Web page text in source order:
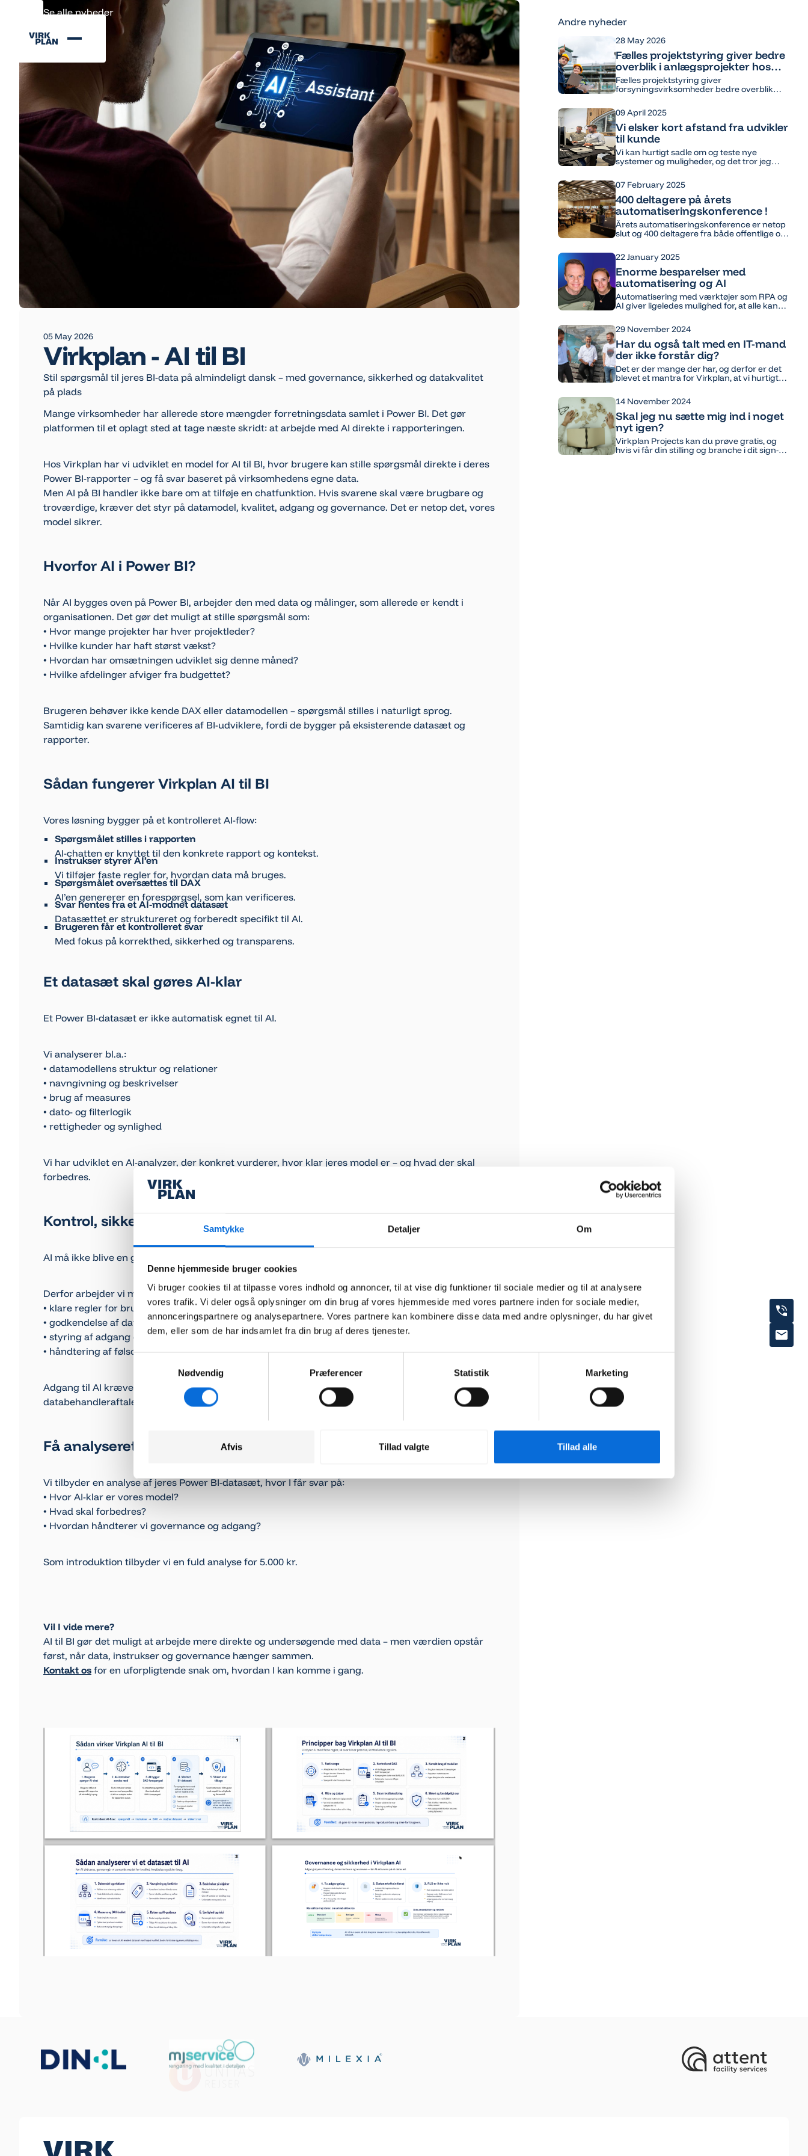
Samtykke Detaljer Om
Denne hjemmeside bruger cookies
Vi bruger cookies til at tilpasse vores indhold og annoncer, til at vise dig funktioner til sociale medier og til at analysere
vores trafik. Vi deler også oplysninger om din brug af vores hjemmeside med vores partnere inden for sociale medier,
annonceringspartnere og analysepartnere. Vores partnere kan kombinere disse data med andre oplysninger, du har givet
dem, eller som de har indsamlet fra din brug af deres tjenester.
Samtykkevalg
Nødvendig
Præferencer Statistik Marketing
Afvis Tillad valgte Tillad alle
Se alle nyheder
Se alle nyheder
05 May 2026
Virkplan - AI til BI
Stil spørgsmål til jeres BI-data på almindeligt dansk – med governance, sikkerhed og datakvalitet
på plads
Mange virksomheder har allerede store mængder forretningsdata samlet i Power BI. Det gør
platformen til et oplagt sted at tage næste skridt: at arbejde med AI direkte i rapporteringen.
Hos Virkplan har vi udviklet en model for AI til BI, hvor brugere kan stille spørgsmål direkte i deres
Power BI-rapporter – og få svar baseret på virksomhedens egne data.
Men AI på BI handler ikke bare om at tilføje en chatfunktion. Hvis svarene skal være brugbare og
troværdige, kræver det styr på datamodel, kvalitet, adgang og governance. Det er netop det, vores
model sikrer.
Hvorfor AI i Power BI?
Når AI bygges oven på Power BI, arbejder den med data og målinger, som allerede er kendt i
organisationen. Det gør det muligt at stille spørgsmål som:
• Hvor mange projekter har hver projektleder?
• Hvilke kunder har haft størst vækst?
• Hvordan har omsætningen udviklet sig denne måned?
• Hvilke afdelinger afviger fra budgettet?
Brugeren behøver ikke kende DAX eller datamodellen – spørgsmål stilles i naturligt sprog.
Samtidig kan svarene verificeres af BI-udviklere, fordi de bygger på eksisterende datasæt og
rapporter.
Sådan fungerer Virkplan AI til BI
Vores løsning bygger på et kontrolleret AI-flow:
Spørgsmålet stilles i rapporten
AI-chatten er knyttet til den konkrete rapport og kontekst.
Instrukser styrer AI’en
Vi tilføjer faste regler for, hvordan data må bruges.
Spørgsmålet oversættes til DAX
AI’en genererer en forespørgsel, som kan verificeres.
Svar hentes fra et AI-modnet datasæt
Datasættet er struktureret og forberedt specifikt til AI.
Brugeren får et kontrolleret svar
Med fokus på korrekthed, sikkerhed og transparens.
Et datasæt skal gøres AI-klar
Et Power BI-datasæt er ikke automatisk egnet til AI.
Vi analyserer bl.a.:
• datamodellens struktur og relationer
• navngivning og beskrivelser
• brug af measures
• dato- og filterlogik
• rettigheder og synlighed
Vi har udviklet en AI-analyzer, der konkret vurderer, hvor klar jeres model er – og hvad der skal
forbedres.
Kontrol, sikkerhed og governance
AI må ikke blive en genvej til ukontrolleret dataadgang.
Derfor arbejder vi med:
• klare regler for brug af AI
• godkendelse af datasæt
• styring af adgang og brugergrupper
• håndtering af følsomme data
Adgang til AI kræver både brugeradgang og datasætgodkendelse, og datasæt dokumenteres i
databehandleraftaler.
Få analyseret jeres datasæt
Vi tilbyder en analyse af jeres Power BI-datasæt, hvor I får svar på:
• Hvor AI-klar er vores model?
• Hvad skal forbedres?
• Hvordan håndterer vi governance og adgang?
Som introduktion tilbyder vi en fuld analyse for 5.000 kr.
Vil I vide mere?
AI til BI gør det muligt at arbejde mere direkte og undersøgende med data – men værdien opstår
først, når data, instrukser og governance hænger sammen.
Kontakt os for en uforpligtende snak om, hvordan I kan komme i gang.
Andre nyheder
28 May 2026
Fælles projektstyring giver bedre
overblik i anlægsprojekter hos
forsyningsvirksomheder
Fælles projektstyring giver
forsyningsvirksomheder bedre overblik
fremdrift. Med samlet projektdata styrkes
koordinering, samarbejde og datadrevet
projektledelse.
09 April 2025
Vi elsker kort afstand fra udvikler
til kunde
Vi kan hurtigt sadle om og teste nye
systemer og muligheder, og det tror jeg
07 February 2025
400 deltagere på årets
automatiseringskonference !
Årets automatiseringskonference er netop
slut og 400 deltagere fra både offentlige og
fra 40 sessioner over 2 dage. Konferencen
blev en stor succes og Lars Jul Jakobsen og
Virkplan, som stod bag konferencen har
planer om at gentage succesen i 2026.
22 January 2025
Enorme besparelser med
automatisering og AI
Automatisering med værktøjer som RPA og
AI giver ligeledes mulighed for, at alle kan
assistent” som kan konsulteres løbende.
29 November 2024
Har du også talt med en IT-mand
der ikke forstår dig?
Det er der mange der har, og derfor er det
blevet et mantra for Virkplan, at vi hurtigt
forretning. Derfor ansætter vi også kun
konsulenter med bred
forretningsforståelse fra jobs ”på den
anden side af bordet.”
14 November 2024
Skal jeg nu sætte mig ind i noget
nyt igen?
Virkplan Projects kan du prøve gratis, og
hvis vi får din stilling og branche i dit sign-